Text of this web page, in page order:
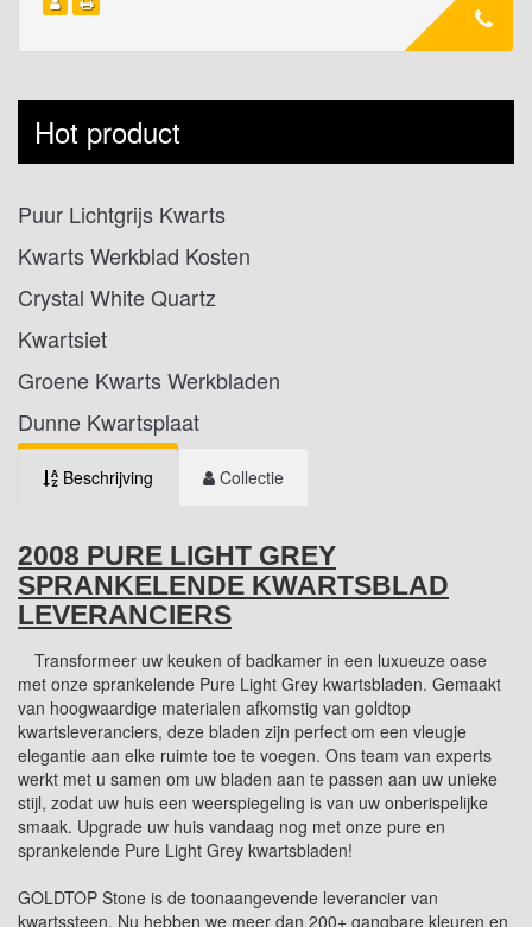
Hot product
Puur Lichtgrijs Kwarts
Kwarts Werkblad Kosten
Crystal White Quartz
Kwartsiet
Groene Kwarts Werkbladen
Dunne Kwartsplaat
Beschrijving Collectie
2008 PURE LIGHT GREY
SPRANKELENDE KWARTSBLAD
LEVERANCIERS
Transformeer uw keuken of badkamer in een luxueuze oase
met onze sprankelende Pure Light Grey kwartsbladen. Gemaakt
van hoogwaardige materialen afkomstig van goldtop
kwartsleveranciers, deze bladen zijn perfect om een vleugje
elegantie aan elke ruimte toe te voegen. Ons team van experts
werkt met u samen om uw bladen aan te passen aan uw unieke
stijl, zodat uw huis een weerspiegeling is van uw onberispelijke
smaak. Upgrade uw huis vandaag nog met onze pure en
sprankelende Pure Light Grey kwartsbladen!
GOLDTOP Stone is de toonaangevende leverancier van
kwartssteen. Nu hebben we meer dan 200+ gangbare kleuren en